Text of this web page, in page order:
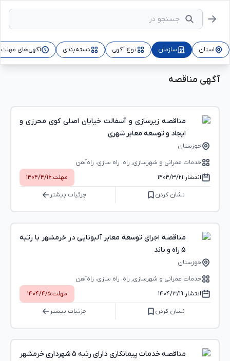
استان سازمان نوع آگهی دسته‌بندی آگهی‌های
آگهی مناقصه
مناقصه زیرسازی و آسفالت خیابان اصلی کوی محرزی و
ایجاد و توسعه معابر شهری
خوزستان
خدمات عمرانی و شهرسازی, راه، راه‌ سازی، راه‌آهن
انتشار:۱۴۰۴/۳/۲۱ مهلت:۱۴۰۴/۴/۱۶
نشان کردن جزئیات بیشتر
مناقصه اجرای توسعه معابر آلبونایی در خرمشهر با رتبه
5 راه و باند
خوزستان
خدمات عمرانی و شهرسازی, راه، راه‌ سازی، راه‌آهن
انتشار:۱۴۰۴/۳/۱۹ مهلت:۱۴۰۴/۴/۵
نشان کردن جزئیات بیشتر
مناقصه خدمات پیمانکاری دارای رتبه 5 شهرداری خرمشهر